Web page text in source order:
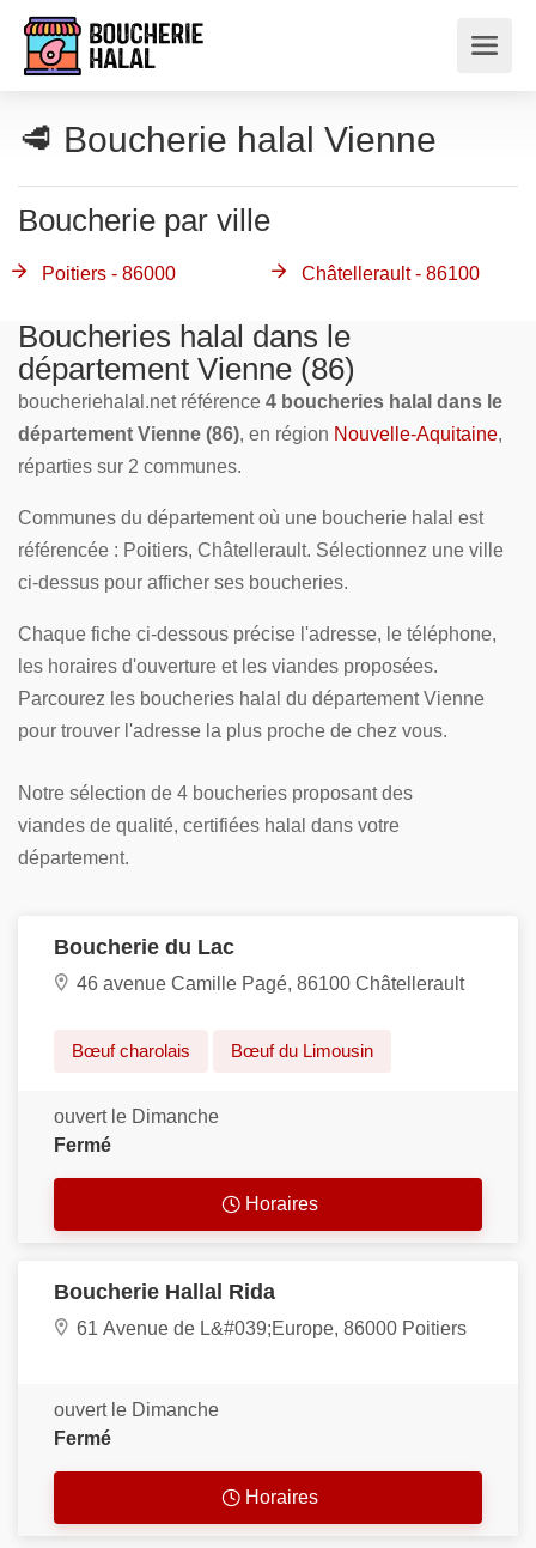
🥩 Boucherie halal Vienne
Boucherie par ville
Poitiers - 86000 Châtellerault - 86100
Boucheries halal dans le
département Vienne (86)
boucheriehalal.net référence 4 boucheries halal dans le
département Vienne (86), en région Nouvelle-Aquitaine,
réparties sur 2 communes.
Communes du département où une boucherie halal est
référencée : Poitiers, Châtellerault. Sélectionnez une ville
ci-dessus pour afficher ses boucheries.
Chaque fiche ci-dessous précise l'adresse, le téléphone,
les horaires d'ouverture et les viandes proposées.
Parcourez les boucheries halal du département Vienne
pour trouver l'adresse la plus proche de chez vous.
Notre sélection de 4 boucheries proposant des
viandes de qualité, certifiées halal dans votre
département.
Boucherie du Lac
46 avenue Camille Pagé, 86100 Châtellerault
Bœuf charolais Bœuf du Limousin
ouvert le Dimanche
Fermé
Horaires
Boucherie Hallal Rida
61 Avenue de L&#039;Europe, 86000 Poitiers
ouvert le Dimanche
Fermé
Horaires